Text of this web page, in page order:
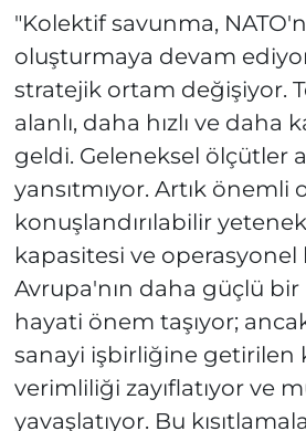
"Kolektif savunma,
oluşturmaya devam
stratejik ortam değişiyor.
alanlı, daha hızlı ve daha
geldi. Geleneksel ölçütler
yansıtmıyor. Artık önemli
konuşlandırılabilir
kapasitesi ve operasyonel
Avrupa'nın daha güçlü bir
hayati önem taşıyor;
sanayi işbirliğine getirilen
verimliliği zayıflatıyor ve
yavaşlatıyor. Bu